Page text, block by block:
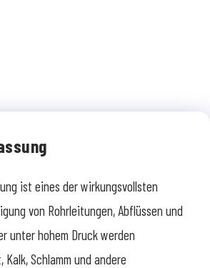
ist eines der wirkungsvollsten
von Rohrleitungen, Abflüssen und
unter hohem Druck werden
Kalk, Schlamm und andere